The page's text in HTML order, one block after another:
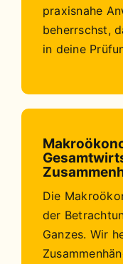
praxisnahe
beherrschst,
in deine
Die
der
Ganzes. Wir